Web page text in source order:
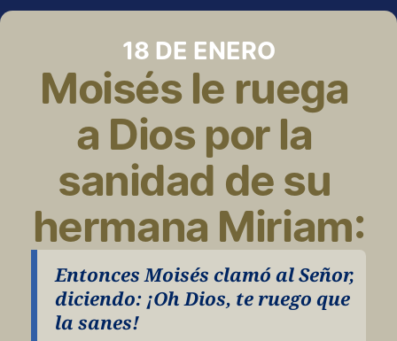
18 DE ENERO
Moisés le ruega
a Dios por la
sanidad de su
hermana Miriam:
Entonces Moisés clamó al Señor,
diciendo: ¡Oh Dios, te ruego que
la sanes!